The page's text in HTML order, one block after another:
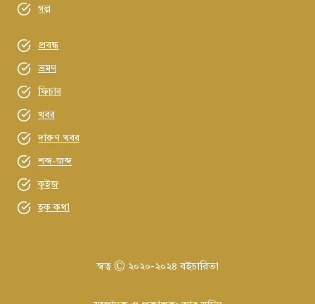
গল্প
প্রবন্ধ
ভ্রমণ
ফিচার
খবর
দারুণ খবর
শব্দ-জব্দ
কুইজ
হক কথা
স্বত্ব © ২০২০-২০২৪ বইচারিতা